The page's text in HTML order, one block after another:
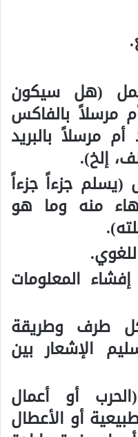
(هل سيكون
مرسلاً بالفاكس
مرسلاً بالبريد
إلخ).
جزءاً جزءاً
منه وما هو
المعلومات
طرف وطريقة
الإشعار بين
أو أعمال
أو الأعطال